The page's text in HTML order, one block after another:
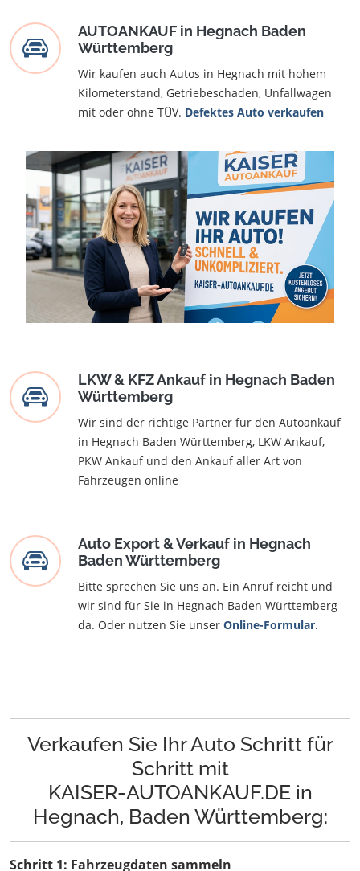
AUTOANKAUF in Hegnach Baden
Württemberg
Wir kaufen auch Autos in Hegnach mit hohem
Kilometerstand, Getriebeschaden, Unfallwagen
mit oder ohne TÜV. Defektes Auto verkaufen
LKW & KFZ Ankauf in Hegnach Baden
Württemberg
Wir sind der richtige Partner für den Autoankauf
in Hegnach Baden Württemberg, LKW Ankauf,
PKW Ankauf und den Ankauf aller Art von
Fahrzeugen online
Auto Export & Verkauf in Hegnach
Baden Württemberg
Bitte sprechen Sie uns an. Ein Anruf reicht und
wir sind für Sie in Hegnach Baden Württemberg
da. Oder nutzen Sie unser Online-Formular.
Verkaufen Sie Ihr Auto Schritt für
Schritt mit
KAISER-AUTOANKAUF.DE in
Hegnach, Baden Württemberg:
Schritt 1: Fahrzeugdaten sammeln